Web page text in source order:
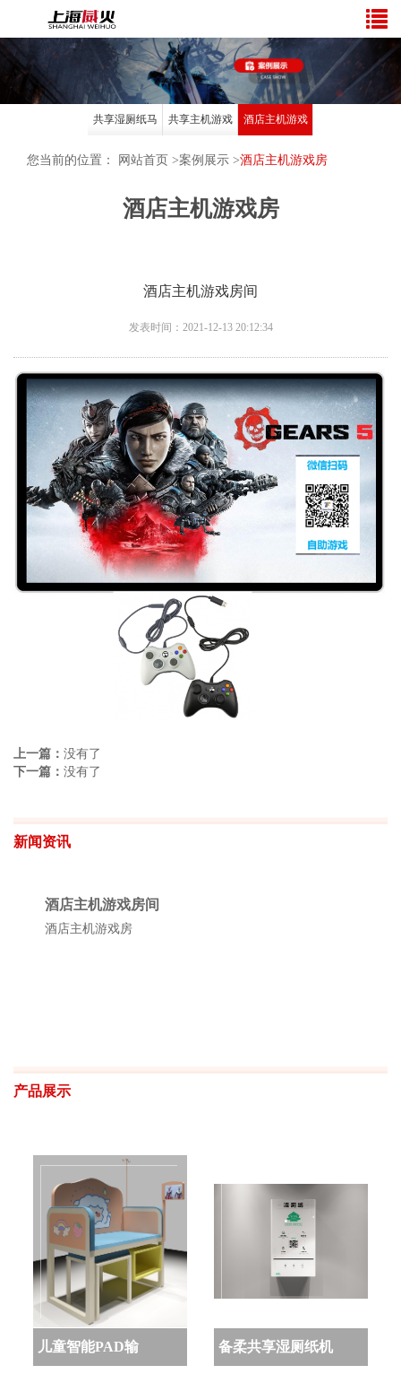
共享湿厕纸马
桶垫投放
共享主机游戏
专营店
酒店主机游戏
房
您当前的位置： 网站首页 >案例展示 >酒店主机游戏房
酒店主机游戏房
酒店主机游戏房间
发表时间：2021-12-13 20:12:34
上一篇： 没有了
下一篇： 没有了
新闻资讯
酒店主机游戏房间
酒店主机游戏房
产品展示
儿童智能PAD输 备柔共享湿厕纸机